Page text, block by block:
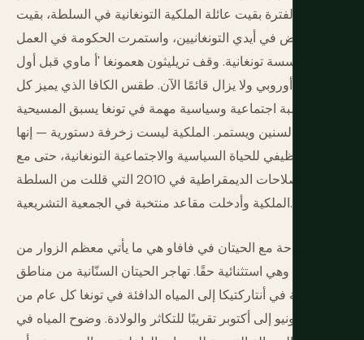
هذه الفترة بقيت عائلة الملكية التونغانية في السلطة، بقيت
الأرض في أيدي التونغانيين، واستمرت الحكومة في العمل
كمؤسسة تونغانية. وقف تريليثون هعمونغا 'أ ماوي قبل أول
اتصال أوروبي ولا يزال قائمًا الآن. طقس الكافا الذي يميز كل
مناسبة اجتماعية وسياسية مهمة في تونغا يسبق المسيحية
بآلاف السنين ويستمر. الملكية ليست زخرفة دستورية — إنها
المركز الوظيفي للحياة السياسية والاجتماعية التونغانية، حتى مع
الإصلاحات الديمقراطية في 2010 التي قللت من السلطة
الملكية وأدخلت مقاعد منتخبة في الجمعية التشريعية.
السباحة مع الحيتان في فافاو هي ما يأتي معظم الزوار من
أجله، وهي استثنائية حقًا. تهاجر الحيتان السنّانية من مناطق
التغذية في أنتاركتيكا إلى المياه الدافئة في تونغا كل عام من
أواخر يونيو إلى أكتوبر تقريبًا للتكاثر والولادة. وضوح المياه في